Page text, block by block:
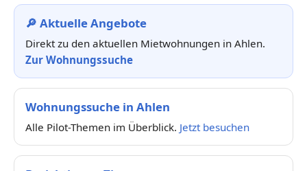
🔎 Aktuelle Angebote
Direkt zu den aktuellen Mietwohnungen in Ahlen.
Zur Wohnungssuche
Wohnungssuche in Ahlen
Alle Pilot-Themen im Überblick. Jetzt besuchen